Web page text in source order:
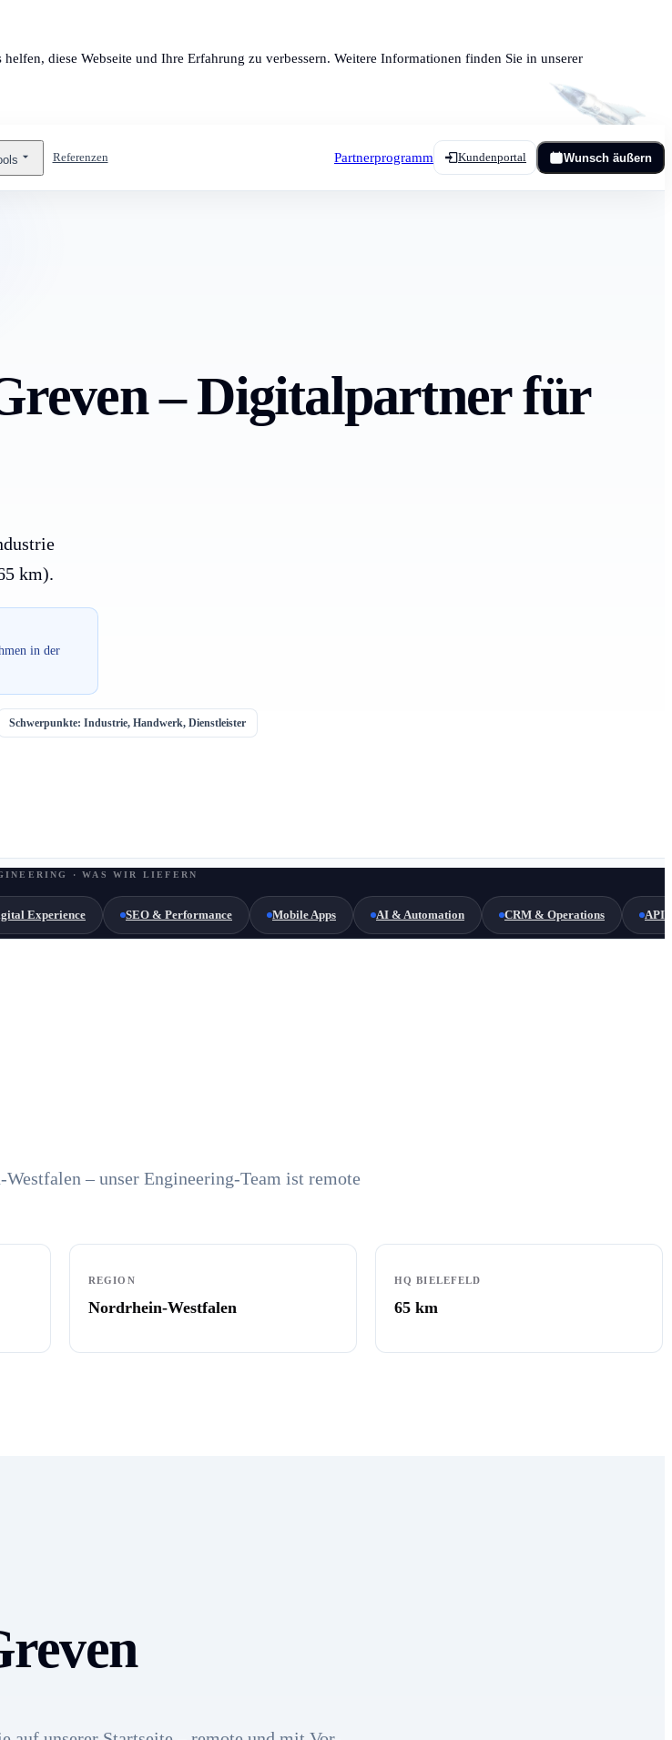
diese Webseite und Ihre Erfahrung zu verbessern. Weitere Informationen finden Sie in unserer
Referenzen Partnerprogramm Kundenportal Wunsch äußern
– Digitalpartner für
km).
in der
Schwerpunkte: Industrie, Handwerk, Dienstleister
· WAS WIR LIEFERN
Experience SEO & Performance Mobile Apps AI & Automation CRM & Operations API
– unser Engineering-Team ist remote
REGION
Nordrhein-Westfalen
HQ BIELEFELD
65 km